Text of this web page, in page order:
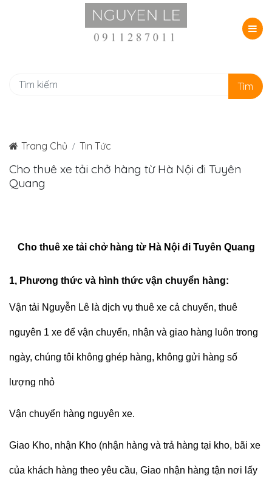
Tìm
Trang Chủ Tin Tức
Cho thuê xe tải chở hàng từ Hà Nội đi Tuyên
Quang
Cho thuê xe tải chở hàng từ Hà Nội đi Tuyên Quang
1, Phương thức và hình thức vận chuyển hàng:
Vận tải Nguyễn Lê là dịch vụ thuê xe cả chuyến, thuê
nguyên 1 xe để vận chuyển, nhận và giao hàng luôn trong
ngày, chúng tôi không ghép hàng, không gửi hàng số
lượng nhỏ
Vận chuyển hàng nguyên xe.
Giao Kho, nhận Kho (nhận hàng và trả hàng tại kho, bãi xe
của khách hàng theo yêu cầu, Giao nhận hàng tận nơi lấy